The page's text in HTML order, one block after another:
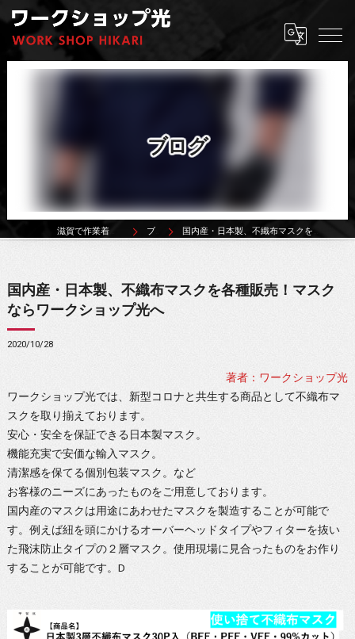
ブログ
ブログ 国内産・日本製、不織布マスクを各種販売！マスクならワークショップ光へ
国内産・日本製、不織布マスクを各種販売！マスク
ならワークショップ光へ
2020/10/28
著者：ワークショップ光
ワークショップ光では、新型コロナと共生する商品として不織布マ
スクを取り揃えております。
安心・安全を保証できる日本製マスク。
機能充実で安価な輸入マスク。
清潔感を保てる個別包装マスク。など
お客様のニーズにあったものをご用意しております。
国内産のマスクは用途にあわせたマスクを製造することが可能で
す。例えば紐を頭にかけるオーバーヘッドタイプやフィターを抜い
た飛沫防止タイプの２層マスク。使用現場に見合ったものをお作り
することが可能です。D